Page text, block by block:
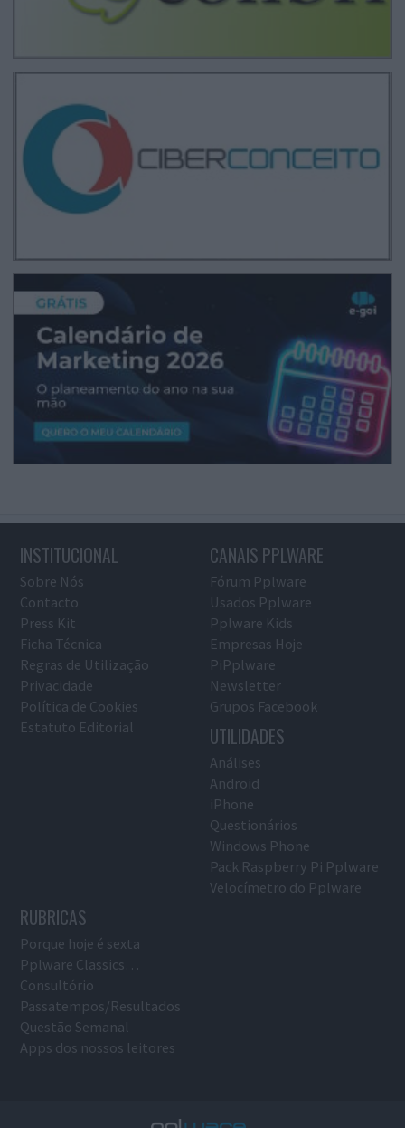
INSTITUCIONAL
Sobre Nós
Contacto
Press Kit
Ficha Técnica
Regras de Utilização
Privacidade
Política de Cookies
Estatuto Editorial
CANAIS PPLWARE
Fórum Pplware
Usados Pplware
Pplware Kids
Empresas Hoje
PiPplware
Newsletter
Grupos Facebook
UTILIDADES
Análises
Android
iPhone
Questionários
Windows Phone
Pack Raspberry Pi Pplware
Velocímetro do Pplware
RUBRICAS
Porque hoje é sexta
Pplware Classics…
Consultório
Passatempos/Resultados
Questão Semanal
Apps dos nossos leitores